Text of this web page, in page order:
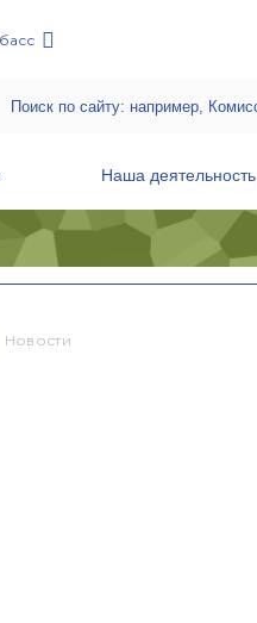
Наша деятельность
Новости